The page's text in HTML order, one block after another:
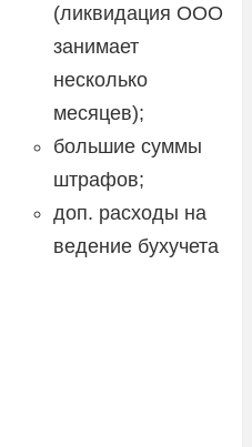
(ликвидация ООО
занимает
несколько
месяцев);
большие суммы
штрафов;
доп. расходы на
ведение бухучета